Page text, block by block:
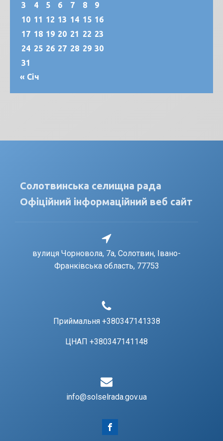
3
4 5 6 7 8
9
10 11 12 13 14 15 16
17 18 19 20 21 22 23
24 25 26 27 28 29 30
31
« Січ
Солотвинська селищна рада
Офіційний інформаційний веб сайт
вулиця Чорновола, 7a, Солотвин, Івано-
Франківська область, 77753
Приймальня +380347141338
ЦНАП +380347141148
info@solselrada.gov.ua